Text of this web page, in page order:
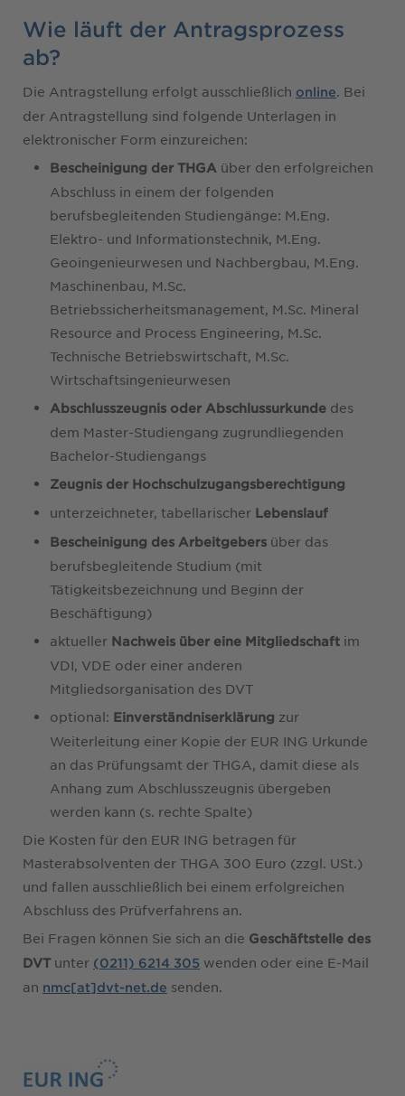
Wie läuft der Antragsprozess
ab?
Die Antragstellung erfolgt ausschließlich online. Bei
der Antragstellung sind folgende Unterlagen in
elektronischer Form einzureichen:
Bescheinigung der THGA über den erfolgreichen
Abschluss in einem der folgenden
berufsbegleitenden Studiengänge: M.Eng.
Elektro- und Informationstechnik, M.Eng.
Geoingenieurwesen und Nachbergbau, M.Eng.
Maschinenbau, M.Sc.
Betriebssicherheitsmanagement, M.Sc. Mineral
Resource and Process Engineering, M.Sc.
Technische Betriebswirtschaft, M.Sc.
Wirtschaftsingenieurwesen
Abschlusszeugnis oder Abschlussurkunde des
dem Master-Studiengang zugrundliegenden
Bachelor-Studiengangs
Zeugnis der Hochschulzugangsberechtigung
unterzeichneter, tabellarischer Lebenslauf
Bescheinigung des Arbeitgebers über das
berufsbegleitende Studium (mit
Tätigkeitsbezeichnung und Beginn der
Beschäftigung)
aktueller Nachweis über eine Mitgliedschaft im
VDI, VDE oder einer anderen
Mitgliedsorganisation des DVT
optional: Einverständniserklärung zur
Weiterleitung einer Kopie der EUR ING Urkunde
an das Prüfungsamt der THGA, damit diese als
Anhang zum Abschlusszeugnis übergeben
werden kann (s. rechte Spalte)
Die Kosten für den EUR ING betragen für
Masterabsolventen der THGA 300 Euro (zzgl. USt.)
und fallen ausschließlich bei einem erfolgreichen
Abschluss des Prüfverfahrens an.
Bei Fragen können Sie sich an die Geschäftstelle des
DVTunter (0211) 6214 305 wenden oder eine E-Mail
an nmc[at]dvt-net.de senden.